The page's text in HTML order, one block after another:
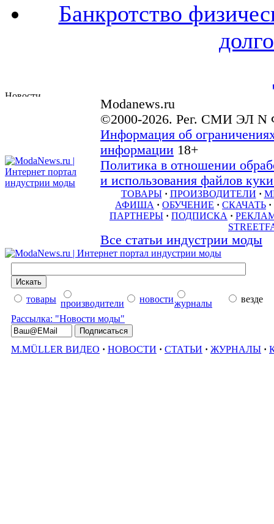
Банкротство
Modanews.ru
©2000-2026. Рег. СМИ ЭЛ N
Информация об
информации 18+
Политика в отношении
и использования файлов
ТОВАРЫ · ПРОИЗВОДИТЕЛИ ·
АФИША · ОБУЧЕНИЕ · СКАЧАТЬ ·
ПАРТНЕРЫ · ПОДПИСКА ·
Все статьи индустрии моды
товары производители новостижурналы
везде
Рассылка: "Новости моды"
M.MÜLLER ВИДЕО · НОВОСТИ · СТАТЬИ · ЖУРНАЛЫ ·